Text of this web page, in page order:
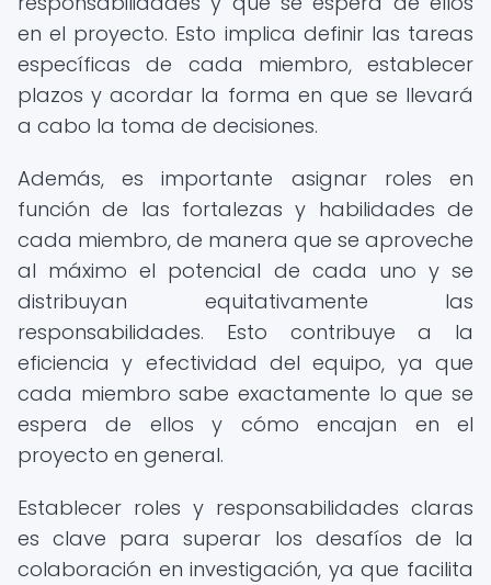
en el proyecto. Esto implica definir las tareas
específicas de cada miembro, establecer
plazos y acordar la forma en que se llevará
a cabo la toma de decisiones.
Además, es importante asignar roles en
función de las fortalezas y habilidades de
cada miembro, de manera que se aproveche
al máximo el potencial de cada uno y se
distribuyan equitativamente las
responsabilidades. Esto contribuye a la
eficiencia y efectividad del equipo, ya que
cada miembro sabe exactamente lo que se
espera de ellos y cómo encajan en el
proyecto en general.
Establecer roles y responsabilidades claras
es clave para superar los desafíos de la
colaboración en investigación, ya que facilita